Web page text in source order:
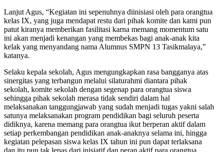
Lanjut Agus, “Kegiatan ini sepenuhnya diinisiasi oleh para orangtua
kelas IX, yang juga mendapat restu dari pihak komite dan kami pun
patut kiranya memberikan fasilitasi karna memang momentum satu
ini akan menjadi kenangan yang membekas bagi anak-anak kita
kelak yang menyandang nama Alumnus SMPN 13 Tasikmalaya,”
katanya.
Selaku kepala sekolah, Agus mengungkapkan rasa bangganya atas
sinergitas yang terbangun melalui silaturahmi diantara pihak
sekolah, komite sekolah dengan segenap para orangtua siswa
sehingga pihak sekolah merasa tidak sendiri dalam hal
melaksanakan tanggungjawab yang sudah menjadi tugas yakni salah
satunya melaksanakan program pendidikan bagi seluruh peserta
didiknya, karena memang para orangtua ikut berperan aktif dalam
setiap perkembangan pendidikan anak-anaknya selama ini, hingga
kegiatan pelepasan siswa kelas IX tahun ini pun dapat terlaksana
dan itu pun tak lepas dari inisiatif dan peran aktif para orangtua